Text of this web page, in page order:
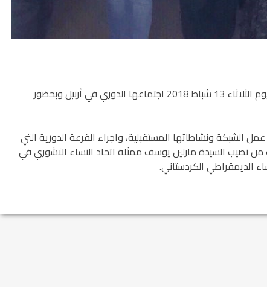
عقدت شبكة المنظمات النسوية في اقليم كردستان، يوم الثلاثاء 13 شباط 2018 اجتماعها الدوري في أربيل وبحضور
الشبكة ونشاطاتها المستقبلية، واجراء القرعة الدورية التي
من نصيب السيدة مارلين يوسف ممثلة اتحاد النساء الآشوري في
الديمقراطي الكردستاني.